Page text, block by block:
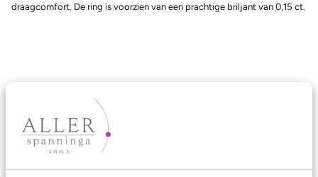
draagcomfort. De ring is voorzien van een prachtige briljant van 0,15 ct.
Ons aanbod
Trouwringen
Memoireringen